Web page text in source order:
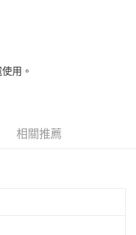
用。
相關推薦